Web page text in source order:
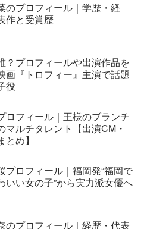
のプロフィール｜学歴・経
作と受賞歴
？プロフィールや出演作品を
画『トロフィー』主演で話題
役
ロフィール｜王様のブランチ
マルチタレント【出演CM・
とめ】
プロフィール｜福岡発“福岡で
いい女の子”から実力派女優へ
のプロフィール｜経歴・代表